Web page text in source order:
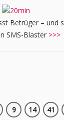
Betrüger – und
SMS-Blaster >>>
9 14 41